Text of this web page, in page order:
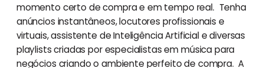
momento certo de compra e em tempo real. Tenha
anúncios instantâneos, locutores profissionais e
virtuais, assistente de Inteligência Artificial e diversas
playlists criadas por especialistas em música para
negócios criando o ambiente perfeito de compra. A